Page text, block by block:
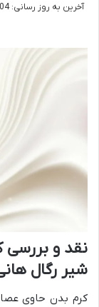
آخرین به روز رسانی: 30/06/1404
نقد و
شیر رگال
کرم بدن حاوی